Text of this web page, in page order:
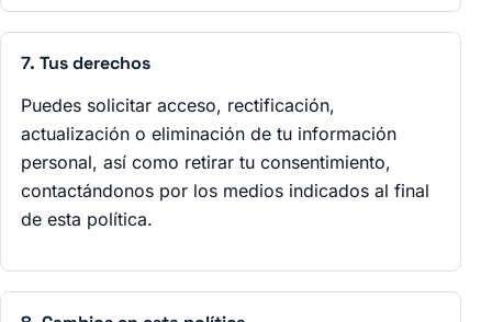
7. Tus derechos
Puedes solicitar acceso, rectificación,
actualización o eliminación de tu información
personal, así como retirar tu consentimiento,
contactándonos por los medios indicados al final
de esta política.